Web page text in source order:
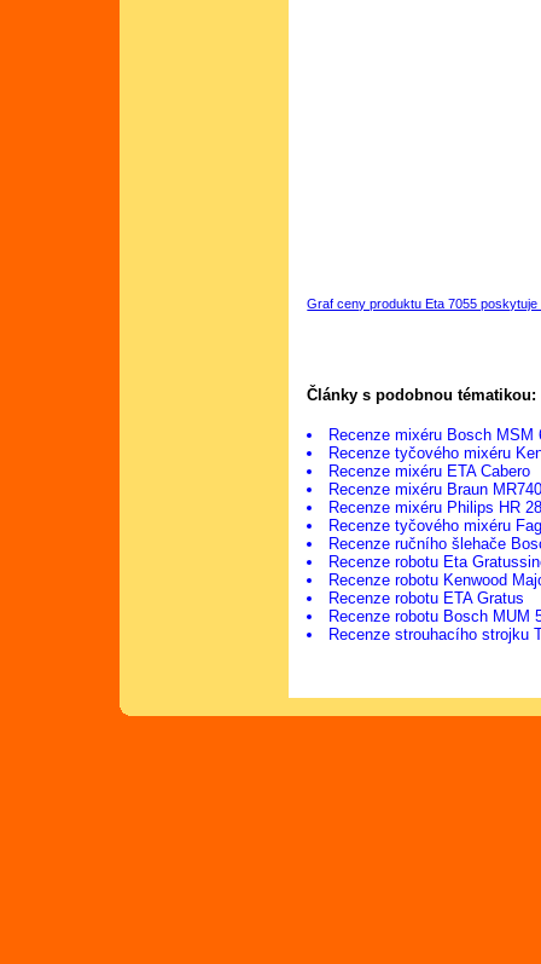
Graf ceny produktu Eta 7055
Články s podobnou tématikou:
Recenze mixéru Bosch MSM
Recenze tyčového mixéru
Recenze mixéru ETA Cabero
Recenze mixéru Braun
Recenze mixéru Philips HR
Recenze tyčového mixéru
Recenze ručního šlehače
Recenze robotu Eta
Recenze robotu Kenwood
Recenze robotu ETA Gratus
Recenze robotu Bosch MUM
Recenze strouhacího strojku